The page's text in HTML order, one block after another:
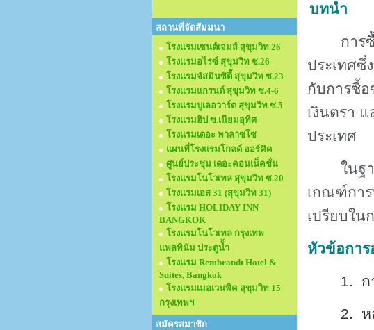
สถานที่จัดสัมมนา
โรงแรมเซนต์เจมส์ สุขุมวิท 26
โรงแรมอไรซ์ สุขุมวิท ซ.26
โรงแรมจัสมินซิตี้ สุขุมวิท ซ.23
โรงแรมแกรนด์ สุขุมวิท ซ.4-6
โรงแรมบูเลอวาร์ด สุขุมวิท ซ.5
โรงแรมฮิป ซ.เนียมอุทิศ
โรงแรมเดอะ พาลาซโซ
แผนที่โรงแรมโกลด์ ออร์คิด
ศูนย์ประชุม เดอะคอนเน็คชั่น
โรงแรมโนโวเทล สุขุมวิท ซ.20
โรงแรมเอส 31 (สุขุมวิท 31)
โรงแรม HOLIDAY INN
BANGKOK
โรงแรมโนโวเทล กรุงเทพ
แพลทินัม ประตูนั้ำ
โรงแรม Rembrandt Hotel &
Suites, Bangkok
โรงแรมเมอเวนพิค สุขุมวิท 15
กรุงเทพฯ
สมัครสมาชิก
บทนำ
การ
ประเทศซึ่
กับการซื้อ
เงินตรา
ประเทศ
ในฐ
เกณฑ์การ
เปรียบใน
หัวข้อการ
1.
ก
2.